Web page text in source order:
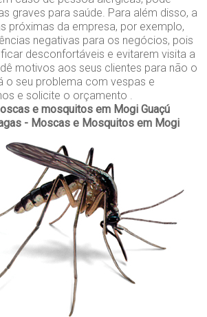
graves para saúde. Para além disso, a
próximas da empresa, por exemplo,
negativas para os negócios, pois
desconfortáveis e evitarem visita a
motivos aos seus clientes para não o
o seu problema com vespas e
e solicite o orçamento .
e mosquitos em Mogi Guaçú
- Moscas e Mosquitos em Mogi